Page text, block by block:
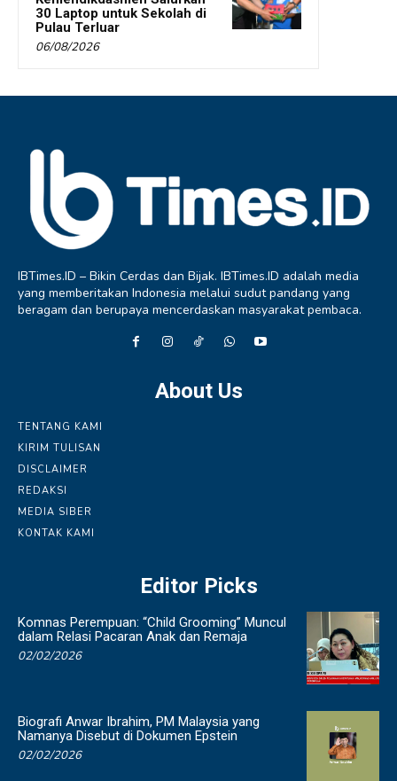
30 Laptop untuk Sekolah di
Pulau Terluar
06/08/2026
IBTimes.ID – Bikin Cerdas dan Bijak. IBTimes.ID adalah media
yang memberitakan Indonesia melalui sudut pandang yang
beragam dan berupaya mencerdaskan masyarakat pembaca.
About Us
TENTANG KAMI
KIRIM TULISAN
DISCLAIMER
REDAKSI
MEDIA SIBER
KONTAK KAMI
Editor Picks
Komnas Perempuan: “Child Grooming” Muncul
dalam Relasi Pacaran Anak dan Remaja
02/02/2026
Biografi Anwar Ibrahim, PM Malaysia yang
Namanya Disebut di Dokumen Epstein
02/02/2026